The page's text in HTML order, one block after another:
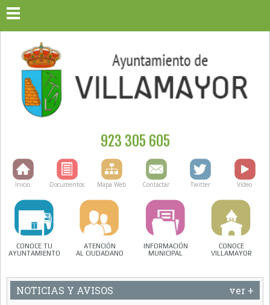
923 305 605
Inicio Documentos Mapa Web Contactar Twitter Vídeo
CONOCE TU
AYUNTAMIENTO
ATENCIÓN
AL CIUDADANO
INFORMACIÓN
MUNICIPAL
CONOCE
VILLAMAYOR
NOTICIAS Y AVISOS ver +